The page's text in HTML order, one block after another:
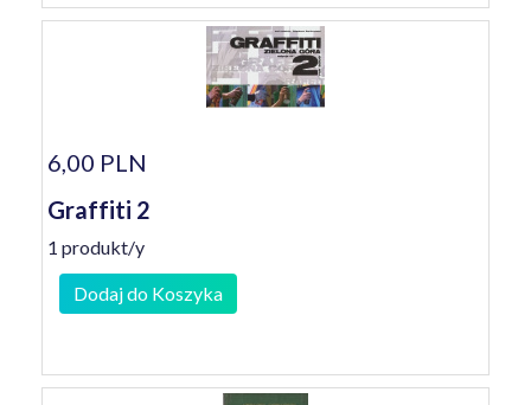
6,00 PLN
Graffiti 2
1 produkt/y
Dodaj do Koszyka